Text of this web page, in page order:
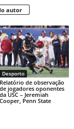
autor
Desporto
Relatório de observação
de jogadores oponentes
da USC – Jeremiah
Cooper, Penn State